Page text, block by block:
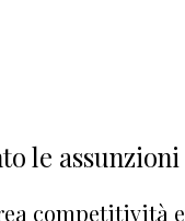
le assunzioni
competitività e